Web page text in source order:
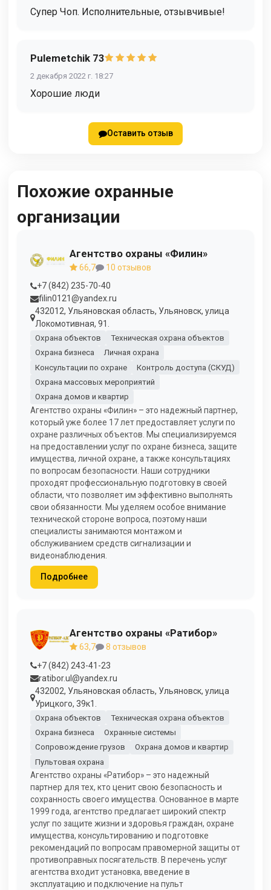
Супер Чоп. Исполнительные, отзывчивые!
Pulemetchik 73
2 декабря 2022 г. 18:27
Хорошие люди
Оставить отзыв
Похожие охранные
организации
Агентство охраны «Филин»
66,7
10 отзывов
+7 (842) 235-70-40
filin0121@yandex.ru
432012, Ульяновская область, Ульяновск, улица
Локомотивная, 91.
Охрана объектов
Техническая охрана объектов
Охрана бизнеса
Личная охрана
Консультации по охране
Контроль доступа (СКУД)
Охрана массовых мероприятий
Охрана домов и квартир
Агентство охраны «Филин» – это надежный партнер,
который уже более 17 лет предоставляет услуги по
охране различных объектов. Мы специализируемся
на предоставлении услуг по охране бизнеса, защите
имущества, личной охране, а также консультациях
по вопросам безопасности. Наши сотрудники
проходят профессиональную подготовку в своей
области, что позволяет им эффективно выполнять
свои обязанности. Мы уделяем особое внимание
технической стороне вопроса, поэтому наши
специалисты занимаются монтажом и
обслуживанием средств сигнализации и
видеонаблюдения.
Подробнее
Агентство охраны «Ратибор»
63,7
8 отзывов
+7 (842) 243-41-23
ratibor.ul@yandex.ru
432002, Ульяновская область, Ульяновск, улица
Урицкого, 39к1.
Охрана объектов
Техническая охрана объектов
Охрана бизнеса
Охранные системы
Сопровождение грузов
Охрана домов и квартир
Пультовая охрана
Агентство охраны «Ратибор» – это надежный
партнер для тех, кто ценит свою безопасность и
сохранность своего имущества. Основанное в марте
1999 года, агентство предлагает широкий спектр
услуг по защите жизни и здоровья граждан, охране
имущества, консультированию и подготовке
рекомендаций по вопросам правомерной защиты от
противоправных посягательств. В перечень услуг
агентства входит установка, введение в
эксплуатацию и подключение на пульт